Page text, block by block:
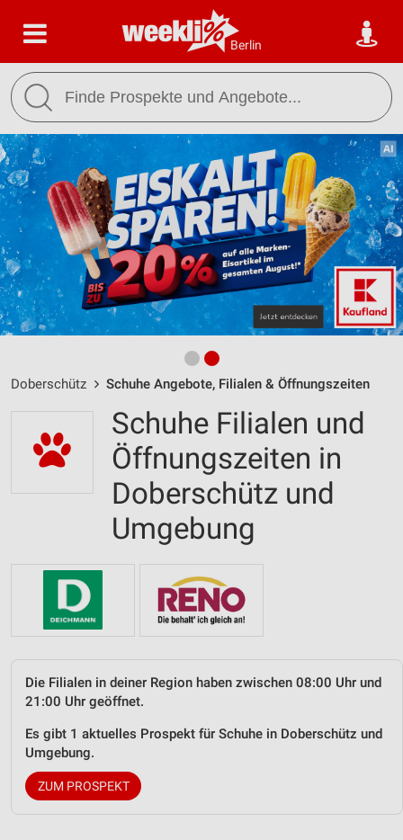
Berlin
Doberschütz Schuhe Angebote, Filialen & Öffnungszeiten
Schuhe Filialen und
Öffnungszeiten in
Doberschütz und
Umgebung
Die Filialen in deiner Region haben zwischen 08:00 Uhr und
21:00 Uhr geöffnet.
Es gibt 1 aktuelles Prospekt für Schuhe in Doberschütz und
Umgebung.
ZUM PROSPEKT